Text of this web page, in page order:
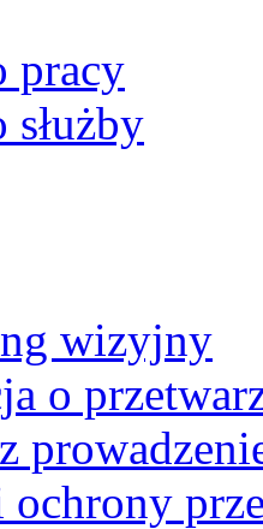
pracy
służby
wizyjny
o
ochrony